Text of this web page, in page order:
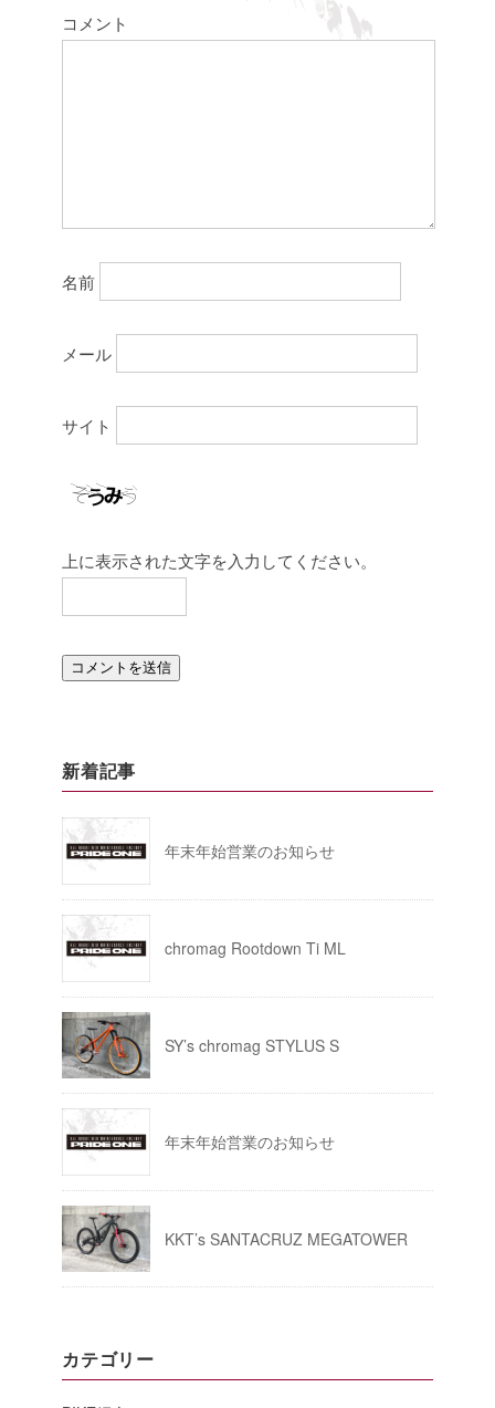
コメント
名前
メール
サイト
上に表示された文字を入力してください。
新着記事
年末年始営業のお知らせ
chromag Rootdown Ti ML
SY’s chromag STYLUS S
年末年始営業のお知らせ
KKT’s SANTACRUZ MEGATOWER
カテゴリー